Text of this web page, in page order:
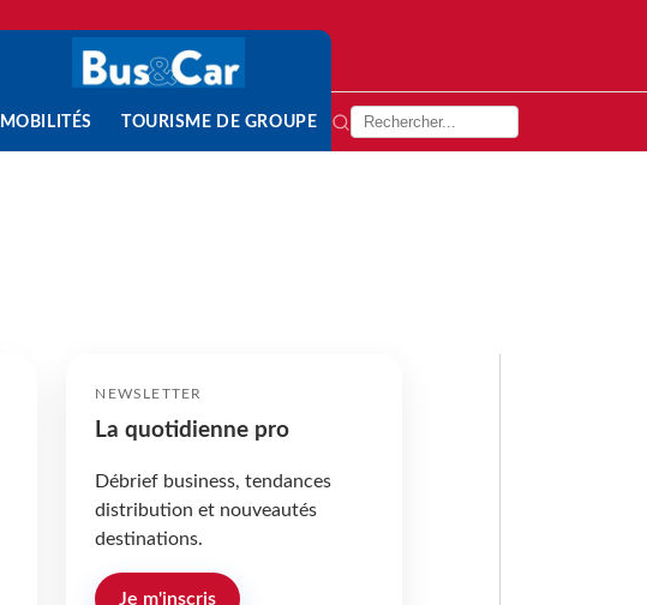
MOBILITÉS TOURISME DE GROUPE
NEWSLETTER
La quotidienne pro
Débrief business, tendances
distribution et nouveautés
destinations.
Je m'inscris